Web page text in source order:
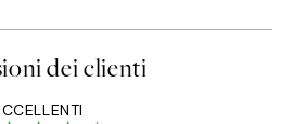
dei clienti